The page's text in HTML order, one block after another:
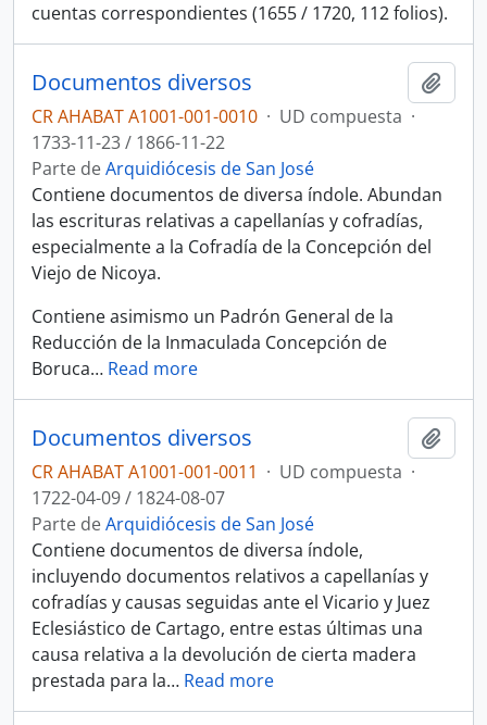
cuentas correspondientes (1655 / 1720, 112 folios).
Documentos diversos
CR AHABAT A1001-001-0010 · UD compuesta ·
1733-11-23 / 1866-11-22
Parte deArquidiócesis de San José
Contiene documentos de diversa índole. Abundan
las escrituras relativas a capellanías y cofradías,
especialmente a la Cofradía de la Concepción del
Viejo de Nicoya.
Contiene asimismo un Padrón General de la
Reducción de la Inmaculada Concepción de
Boruca… Read more
Documentos diversos
CR AHABAT A1001-001-0011 · UD compuesta ·
1722-04-09 / 1824-08-07
Parte deArquidiócesis de San José
Contiene documentos de diversa índole,
incluyendo documentos relativos a capellanías y
cofradías y causas seguidas ante el Vicario y Juez
Eclesiástico de Cartago, entre estas últimas una
causa relativa a la devolución de cierta madera
prestada para la… Read more